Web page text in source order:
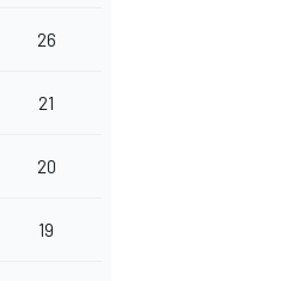
26
21
20
19